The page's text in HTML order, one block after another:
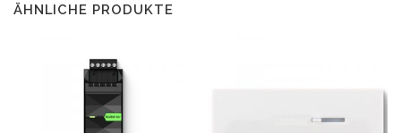
ÄHNLICHE PRODUKTE